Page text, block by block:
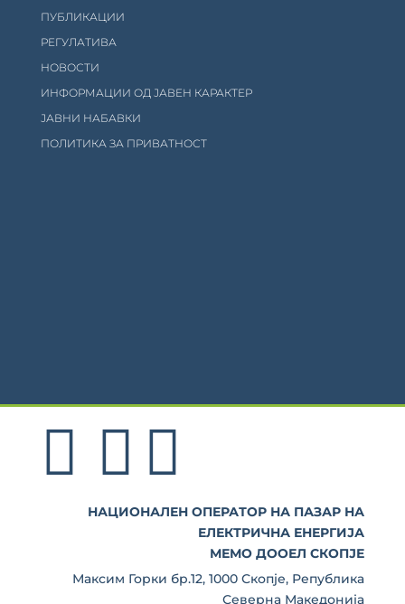
ПУБЛИКАЦИИ
РЕГУЛАТИВА
НОВОСТИ
ИНФОРМАЦИИ ОД ЈАВЕН КАРАКТЕР
ЈАВНИ НАБАВКИ
ПОЛИТИКА ЗА ПРИВАТНОСТ
НАЦИОНАЛЕН ОПЕРАТОР НА ПАЗАР НА
ЕЛЕКТРИЧНА ЕНЕРГИЈА
МЕМО ДООЕЛ СКОПЈЕ
Максим Горки бр.12, 1000 Скопје, Република
Северна Македонија